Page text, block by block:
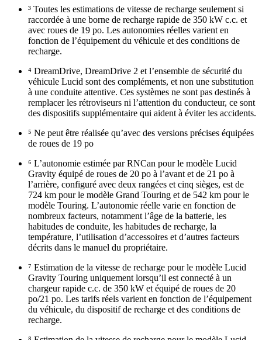
³ Toutes les estimations de vitesse de recharge seulement si
raccordée à une borne de recharge rapide de 350 kW c.c. et
avec roues de 19 po. Les autonomies réelles varient en
fonction de l’équipement du véhicule et des conditions de
recharge.
⁴ DreamDrive, DreamDrive 2 et l’ensemble de sécurité du
véhicule Lucid sont des compléments, et non une substitution
à une conduite attentive. Ces systèmes ne sont pas destinés à
remplacer les rétroviseurs ni l’attention du conducteur, ce sont
des dispositifs supplémentaire qui aident à éviter les accidents.
⁵ Ne peut être réalisée qu’avec des versions précises équipées
de roues de 19 po
⁶ L’autonomie estimée par RNCan pour le modèle Lucid
Gravity équipé de roues de 20 po à l’avant et de 21 po à
l’arrière, configuré avec deux rangées et cinq sièges, est de
724 km pour le modèle Grand Touring et de 542 km pour le
modèle Touring. L’autonomie réelle varie en fonction de
nombreux facteurs, notamment l’âge de la batterie, les
habitudes de conduite, les habitudes de recharge, la
température, l’utilisation d’accessoires et d’autres facteurs
décrits dans le manuel du propriétaire.
⁷ Estimation de la vitesse de recharge pour le modèle Lucid
Gravity Touring uniquement lorsqu’il est connecté à un
chargeur rapide c.c. de 350 kW et équipé de roues de 20
po/21 po. Les tarifs réels varient en fonction de l’équipement
du véhicule, du dispositif de recharge et des conditions de
recharge.